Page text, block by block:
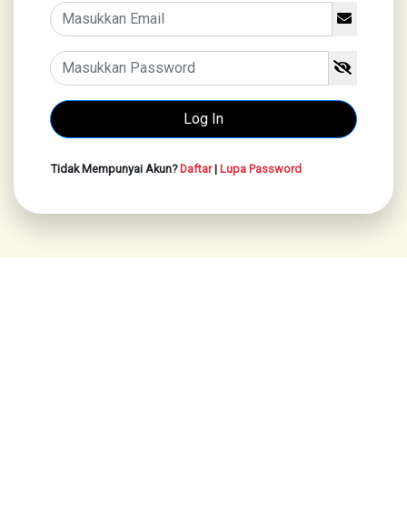
Tidak Mempunyai Akun?Daftar| Lupa Password